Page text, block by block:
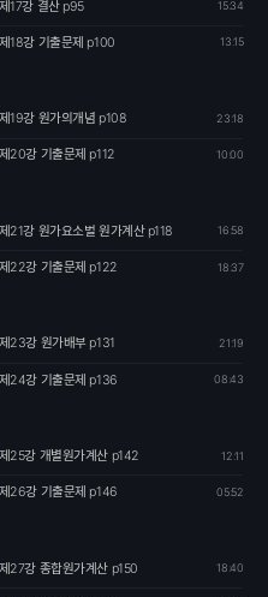
17강 결산 p95 15:34
18강 기출문제 p100 13:15
19강 원가의개념 p108 23:18
20강 기출문제 p112 10:00
21강 원가요소벌 원가계산 p118 16:58
22강 기출문제 p122 18:37
23강 원가배부 p131 21:19
24강 기출문제 p136 08:43
25강 개별원가계산 p142 12:11
26강 기출문제 p146 05:52
27강 종합원가계산 p150 18:40